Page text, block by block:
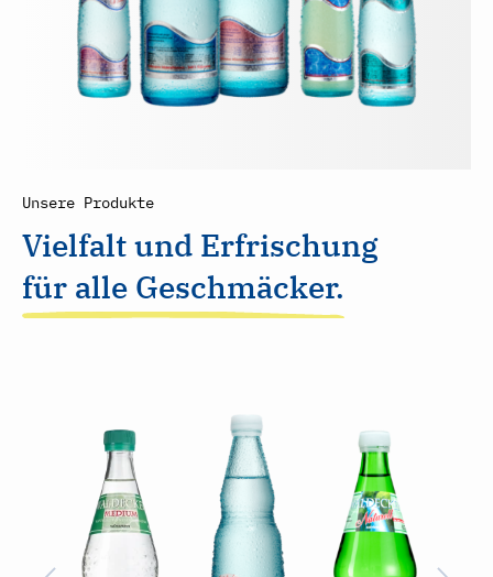
Unsere Produkte
Vielfalt und Erfrischung
für alle Geschmäcker.